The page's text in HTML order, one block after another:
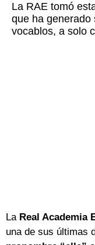
La RAE tomó
que ha generado
vocablos, a solo
LaReal Academia
una de sus últimas